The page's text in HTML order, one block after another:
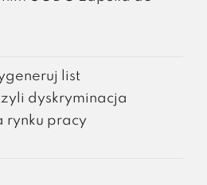
list
dyskryminacja
rynku pracy